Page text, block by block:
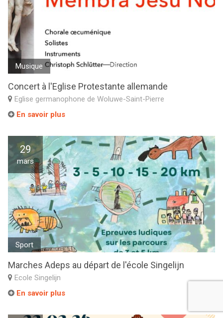
Musique
Concert à l'Eglise Protestante allemande
Eglise germanophone de Woluwe-Saint-Pierre
En savoir plus
29
mars
Sport
Marches Adeps au départ de l'école Singelijn
Ecole Singelijn
En savoir plus